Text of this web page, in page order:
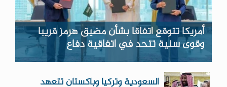
أمريكا تتوقع اتفاقا بشأن مضيق هرمز قريبا
وقوى سنية تتحد في اتفاقية دفاع
السعودية وتركيا وباكستان تتعهد